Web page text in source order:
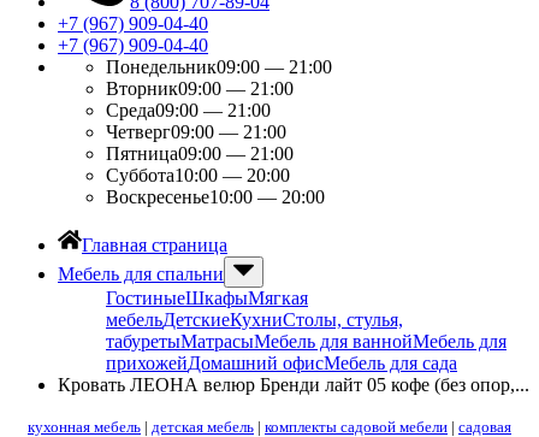
+7 (967) 909-04-40
+7 (967) 909-04-40
Понедельник09:00 — 21:00
Вторник09:00 — 21:00
Среда09:00 — 21:00
Четверг09:00 — 21:00
Пятница09:00 — 21:00
Суббота10:00 — 20:00
Воскресенье10:00 — 20:00
Главная страница
Мебель для спальни
ГостиныеШкафыМягкая
мебельДетскиеКухниСтолы, стулья,
табуретыМатрасыМебель для ваннойМебель для
прихожейДомашний офисМебель для сада
Кровать ЛЕОНА велюр Бренди лайт 05 кофе (без опор,...
кухонная мебель | детская мебель | комплекты садовой мебели | садовая